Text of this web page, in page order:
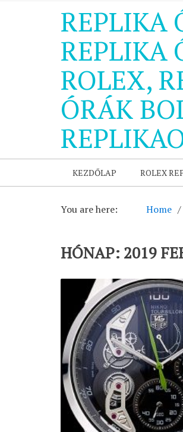
REPLIKA
REPLIKA
ROLEX,
ÓRÁK
KEZDŐLAP ROLEX
You are here: Home
HÓNAP: 2019